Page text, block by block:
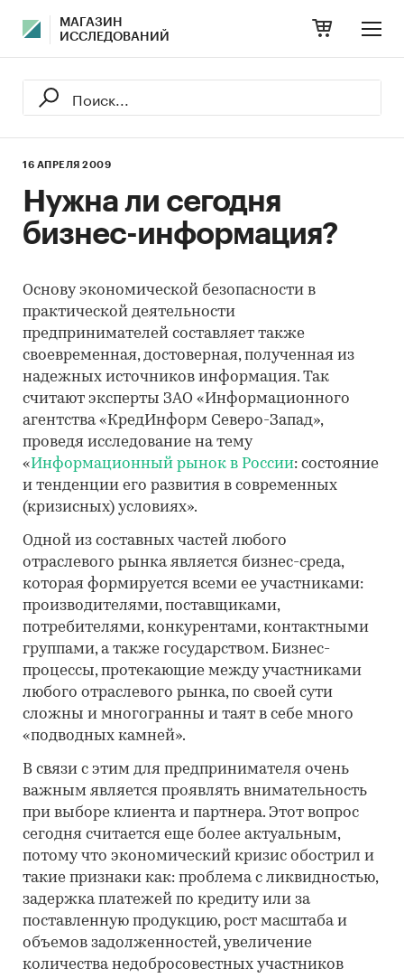
МАГАЗИН
ИССЛЕДОВАНИЙ
16 АПРЕЛЯ 2009
Нужна ли сегодня
бизнес-информация?
Основу экономической безопасности в
практической деятельности
предпринимателей составляет также
своевременная, достоверная, полученная из
надежных источников информация. Так
считают эксперты ЗАО «Информационного
агентства «КредИнформ Северо-Запад»,
проведя исследование на тему
«Информационный рынок в России: состояние
и тенденции его развития в современных
(кризисных) условиях».
Одной из составных частей любого
отраслевого рынка является бизнес-среда,
которая формируется всеми ее участниками:
производителями, поставщиками,
потребителями, конкурентами, контактными
группами, а также государством. Бизнес-
процессы, протекающие между участниками
любого отраслевого рынка, по своей сути
сложны и многогранны и таят в себе много
«подводных камней».
В связи с этим для предпринимателя очень
важным является проявлять внимательность
при выборе клиента и партнера. Этот вопрос
сегодня считается еще более актуальным,
потому что экономический кризис обострил и
такие признаки как: проблема с ликвидностью,
задержка платежей по кредиту или за
поставленную продукцию, рост масштаба и
объемов задолженностей, увеличение
количества недобросовестных участников